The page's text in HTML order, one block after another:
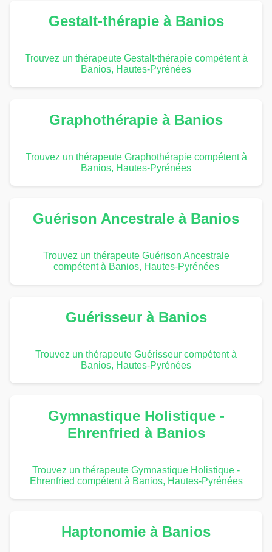
Gestalt-thérapie à Banios
Trouvez un thérapeute Gestalt-thérapie compétent à
Banios, Hautes-Pyrénées
Graphothérapie à Banios
Trouvez un thérapeute Graphothérapie compétent à
Banios, Hautes-Pyrénées
Guérison Ancestrale à Banios
Trouvez un thérapeute Guérison Ancestrale
compétent à Banios, Hautes-Pyrénées
Guérisseur à Banios
Trouvez un thérapeute Guérisseur compétent à
Banios, Hautes-Pyrénées
Gymnastique Holistique -
Ehrenfried à Banios
Trouvez un thérapeute Gymnastique Holistique -
Ehrenfried compétent à Banios, Hautes-Pyrénées
Haptonomie à Banios